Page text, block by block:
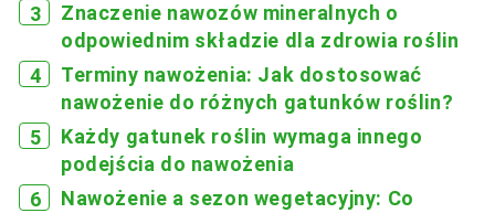
Znaczenie nawozów mineralnych o
odpowiednim składzie dla zdrowia roślin
Terminy nawożenia: Jak dostosować
nawożenie do różnych gatunków roślin?
Każdy gatunek roślin wymaga innego
podejścia do nawożenia
Nawożenie a sezon wegetacyjny: Co